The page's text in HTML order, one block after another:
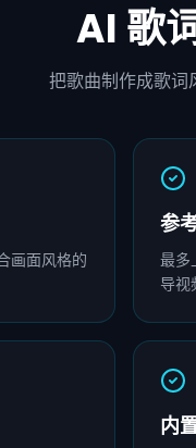
AI 歌
把歌曲制作成歌词
画面风格的
参
最多
导视
内